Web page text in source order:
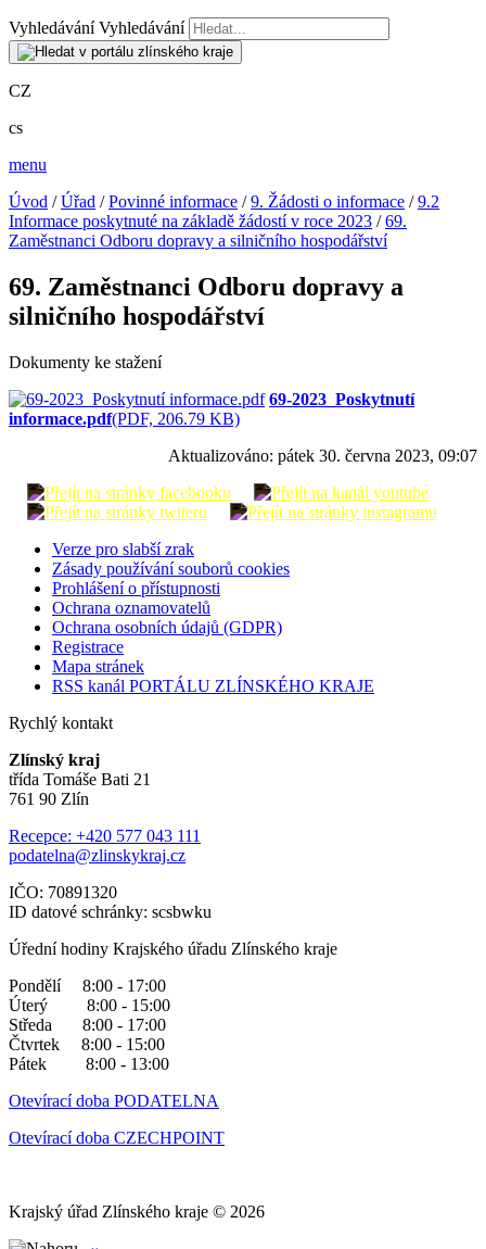
Vyhledávání Vyhledávání
CZ
cs
menu
Úvod /Úřad /Povinné informace /9. Žádosti o informace /9.2
Informace poskytnuté na základě žádostí v roce 2023 /69.
Zaměstnanci Odboru dopravy a silničního hospodářství
69. Zaměstnanci Odboru dopravy a
silničního hospodářství
Dokumenty ke stažení
69-2023_Poskytnutí
informace.pdf(PDF, 206.79 KB)
Aktualizováno: pátek 30. června 2023, 09:07
Verze pro slabší zrak
Zásady používání souborů cookies
Prohlášení o přístupnosti
Ochrana oznamovatelů
Ochrana osobních údajů (GDPR)
Registrace
Mapa stránek
RSS kanál PORTÁLU ZLÍNSKÉHO KRAJE
Rychlý kontakt
Zlínský kraj
třída Tomáše Bati 21
761 90 Zlín
Recepce: +420 577 043 111
podatelna@zlinskykraj.cz
IČO: 70891320
ID datové schránky: scsbwku
Úřední hodiny Krajského úřadu Zlínského kraje
Pondělí 8:00 - 17:00
Úterý 8:00 - 15:00
Středa 8:00 - 17:00
Čtvrtek 8:00 - 15:00
Pátek 8:00 - 13:00
Otevírací doba PODATELNA
Otevírací doba CZECHPOINT
Krajský úřad Zlínského kraje © 2026